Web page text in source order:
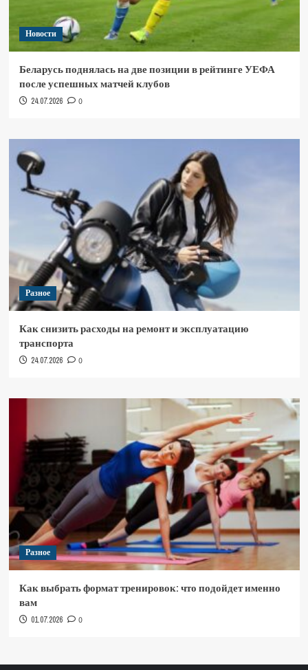
Новости
Беларусь поднялась на две позиции в рейтинге УЕФА
после успешных матчей клубов
24.07.2026 0
Разное
Как снизить расходы на ремонт и эксплуатацию
транспорта
24.07.2026 0
Разное
Как выбрать формат тренировок: что подойдет именно
вам
01.07.2026 0